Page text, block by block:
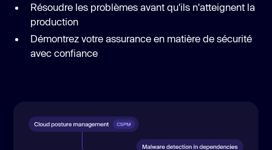
Résoudre les problèmes avant qu'ils n'atteignent la
production
Démontrez votre assurance en matière de sécurité
avec confiance